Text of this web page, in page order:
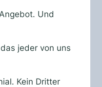
Und
jeder von uns
Kein Dritter